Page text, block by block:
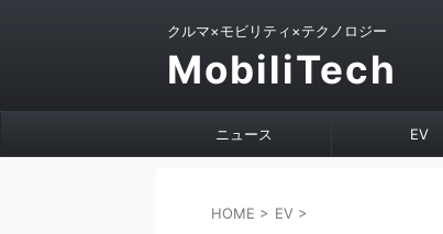
クルマ×モビリティ×テクノロジー
MobiliTech
ニュース EV
HOME > EV >